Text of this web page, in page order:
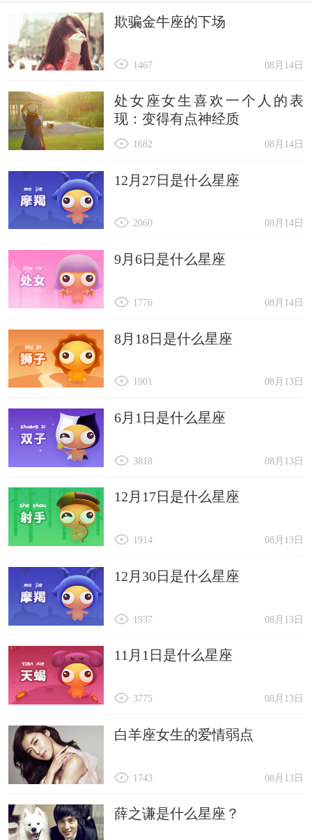
欺骗金牛座的下场
08月14日
1467
处女座女生喜欢一个人的表
现：变得有点神经质
08月14日
1682
12月27日是什么星座
08月14日
2060
9月6日是什么星座
08月14日
1776
8月18日是什么星座
08月13日
1901
6月1日是什么星座
08月13日
3818
12月17日是什么星座
08月13日
1914
12月30日是什么星座
08月13日
1937
11月1日是什么星座
08月13日
3775
白羊座女生的爱情弱点
08月13日
1743
薛之谦是什么星座？